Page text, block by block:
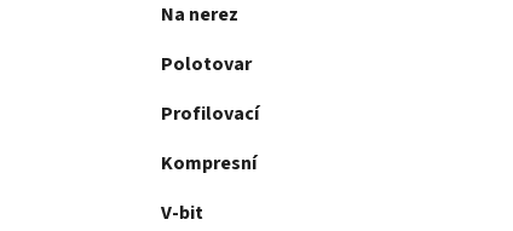
Na nerez
Polotovar
Profilovací
Kompresní
V-bit